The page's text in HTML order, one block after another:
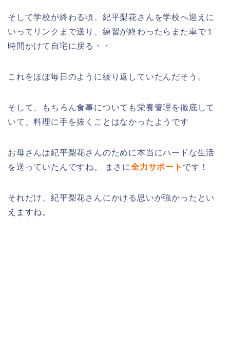
そして学校が終わる頃、紀平梨花さんを学校へ迎えに
いってリンクまで送り、練習が終わったらまた車で１
時間かけて自宅に戻る・・
これをほぼ毎日のように繰り返していたんだそう。
そして、もちろん食事についても栄養管理を徹底して
いて、料理に手を抜くことはなかったようです
お母さんは紀平梨花さんのために本当にハードな生活
を送っていたんですね。 まさに全力サポート です！
それだけ、紀平梨花さんにかける思いが強かったとい
えますね。